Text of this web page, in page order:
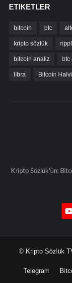
ETIKETLER
bitcoin btc
kripto sözlük
bitcoin analiz btc
libra Bitcoin
Kripto Sözlük'ün;
© Kripto Sözlük
Telegram